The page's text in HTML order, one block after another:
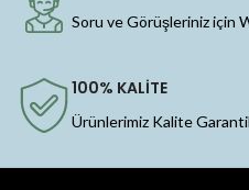
Soru ve Görüşleriniz için
100% KALİTE
Ürünlerimiz Kalite